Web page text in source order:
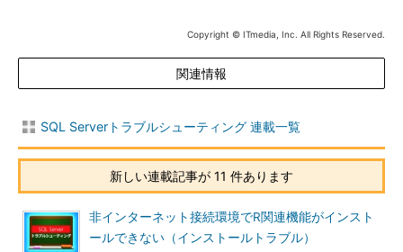
従事。SQL Serverのトラブル対応で社長賞の表彰を受けた経験
を流してから飲み会へと流れる。
Copyright © ITmedia, Inc. All Rights Reserved.
関連情報
SQL Serverトラブルシューティング 連載一覧
新しい連載記事が 11 件あります
非インターネット接続環境でR関連機能がインスト
ールできない（インストールトラブル）